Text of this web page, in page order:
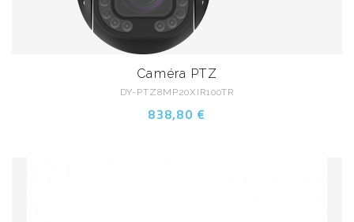
Caméra PTZ
DY-PTZ8MP20XIR100TR
838,80 €